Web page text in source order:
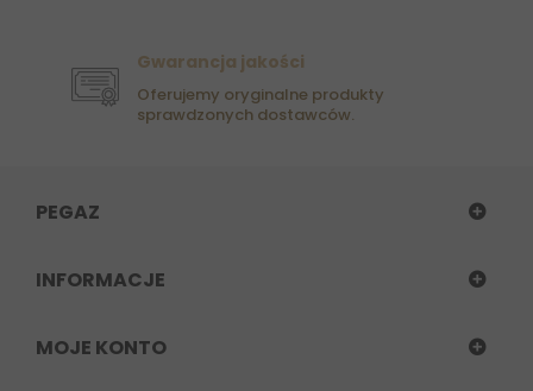
Gwarancja jakości
Oferujemy oryginalne produkty
sprawdzonych dostawców.
PEGAZ
INFORMACJE
MOJE KONTO